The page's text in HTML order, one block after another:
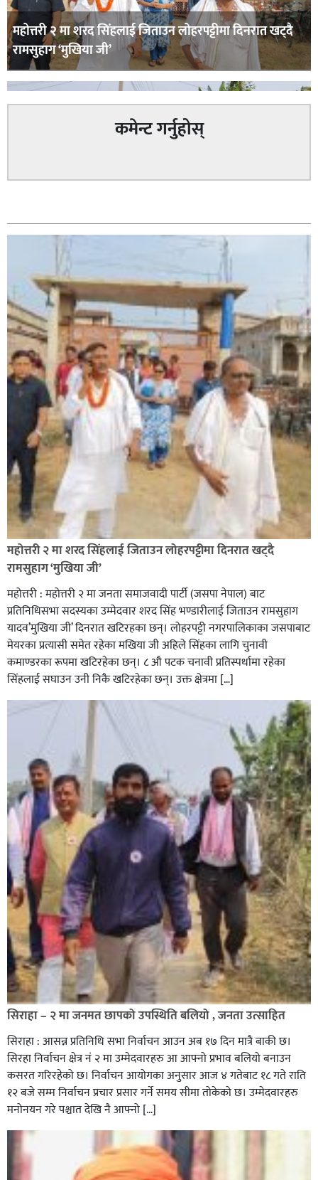
महोत्तरी २ मा शरद सिंहलाई जिताउन लोहरपट्टीमा दिनरात खट्दै
रामसुहाग ‘मुखिया जी’
सिराहा-२ मा संजय यादव भिड्ने !
रक्तदान सेवामा जिल्लामै दोस्रो स्थान ल्याएकोमा जनमत नेताद्वय
रेडक्रस सिराहा द्वारा सम्मानित
सिराहाको औरहीमा जेन-जी भेला सम्पन्न
कमेन्ट गर्नुहोस्
महोत्तरी २ मा शरद सिंहलाई जिताउन लोहरपट्टीमा दिनरात खट्दै
रामसुहाग ‘मुखिया जी’
महोत्तरी : महोत्तरी २ मा जनता समाजवादी पार्टी (जसपा नेपाल) बाट
प्रतिनिधिसभा सदस्यका उम्मेदवार शरद सिंह भण्डारीलाई जिताउन रामसुहाग
यादव’मुखिया जी’ दिनरात खटिरहका छन्। लोहरपट्टी नगरपालिकाका जसपाबाट
मेयरका प्रत्यासी समेत रहेका मखिया जी अहिले सिंहका लागि चुनावी
कमाण्डरका रूपमा खटिरहेका छन्। ८ औ पटक चनावी प्रतिस्पर्धामा रहेका
सिंहलाई सघाउन उनी निकै खटिरहेका छन्। उक्त क्षेत्रमा […]
सिराहा – २ मा जनमत छापको उपस्थिति बलियो , जनता उत्साहित
सिराहा : आसन्न प्रतिनिधि सभा निर्वाचन आउन अब १७ दिन मात्रै बाकी छ।
सिरहा निर्वाचन क्षेत्र नं २ मा उम्मेदवारहरु आ आफ्नो प्रभाव बलियो बनाउन
कसरत गरिरहेको छ। निर्वाचन आयोगका अनुसार आज ४ गतेबाट १८ गते राति
१२ बजे सम्म निर्वाचन प्रचार प्रसार गर्ने समय सीमा तोकेको छ। उम्मेदवारहरु
मनोनयन गरे पश्चात देखि नै आफ्नो […]